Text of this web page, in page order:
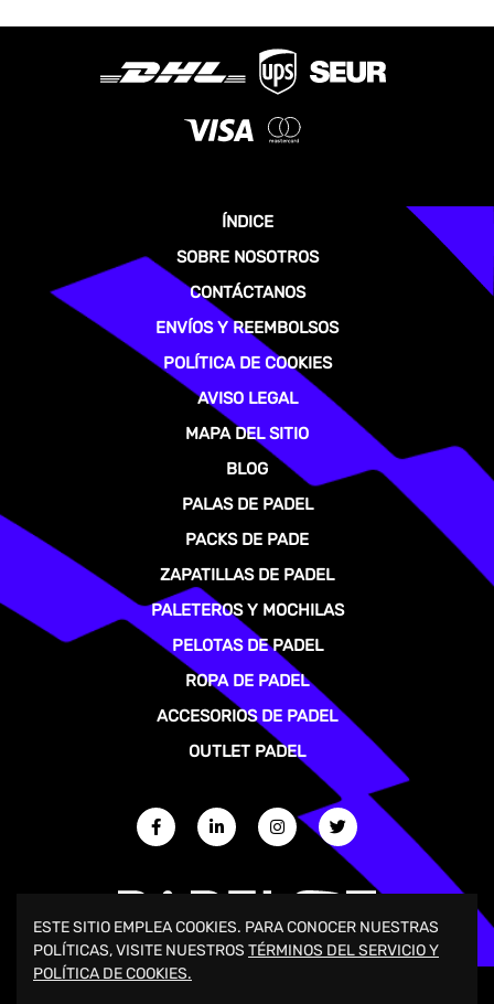
ESTE SITIO EMPLEA COOKIES. PARA CONOCER NUESTRAS
POLÍTICAS, VISITE NUESTROS TÉRMINOS DEL SERVICIO Y
POLÍTICA DE COOKIES.
ÍNDICE
SOBRE NOSOTROS
CONTÁCTANOS
ENVÍOS Y REEMBOLSOS
POLÍTICA DE COOKIES
AVISO LEGAL
MAPA DEL SITIO
BLOG
PALAS DE PADEL
PACKS DE PADE
ZAPATILLAS DE PADEL
PALETEROS Y MOCHILAS
PELOTAS DE PADEL
ROPA DE PADEL
ACCESORIOS DE PADEL
OUTLET PADEL
COPYRIGHT 2026 PADELOT ESPAÑA.